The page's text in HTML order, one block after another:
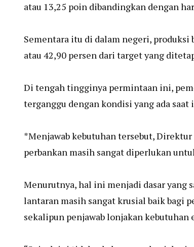
atau 13,25 poin dibandingkan dengan
Sementara itu di dalam negeri,
atau 42,90 persen dari target yang
Di tengah tingginya permintaan ini,
terganggu dengan kondisi yang ada saat
*Menjawab kebutuhan tersebut,
perbankan masih sangat diperlukan
Menurutnya, hal ini menjadi dasar yang
lantaran masih sangat krusial baik bagi
sekalipun penjawab lonjakan